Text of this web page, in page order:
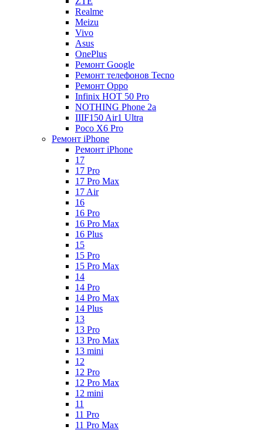
Realme
Meizu
Vivo
Asus
OnePlus
Ремонт Google
Ремонт телефонов Tecno
Ремонт Oppo
Infinix HOT 50 Pro
NOTHING Phone 2a
IIIF150 Air1 Ultra
Poco X6 Pro
Ремонт iPhone
Ремонт iPhone
17
17 Pro
17 Pro Max
17 Air
16
16 Pro
16 Pro Max
16 Plus
15
15 Pro
15 Pro Max
14
14 Pro
14 Pro Max
14 Plus
13
13 Pro
13 Pro Max
13 mini
12
12 Pro
12 Pro Max
12 mini
11
11 Pro
11 Pro Max